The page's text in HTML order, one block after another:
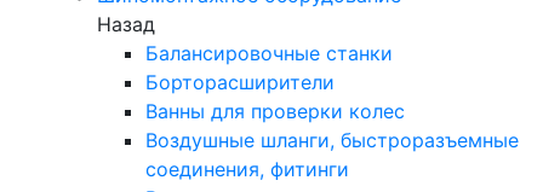
Назад
Балансировочные станки
Борторасширители
Ванны для проверки колес
Воздушные шланги, быстроразъемные
соединения, фитинги